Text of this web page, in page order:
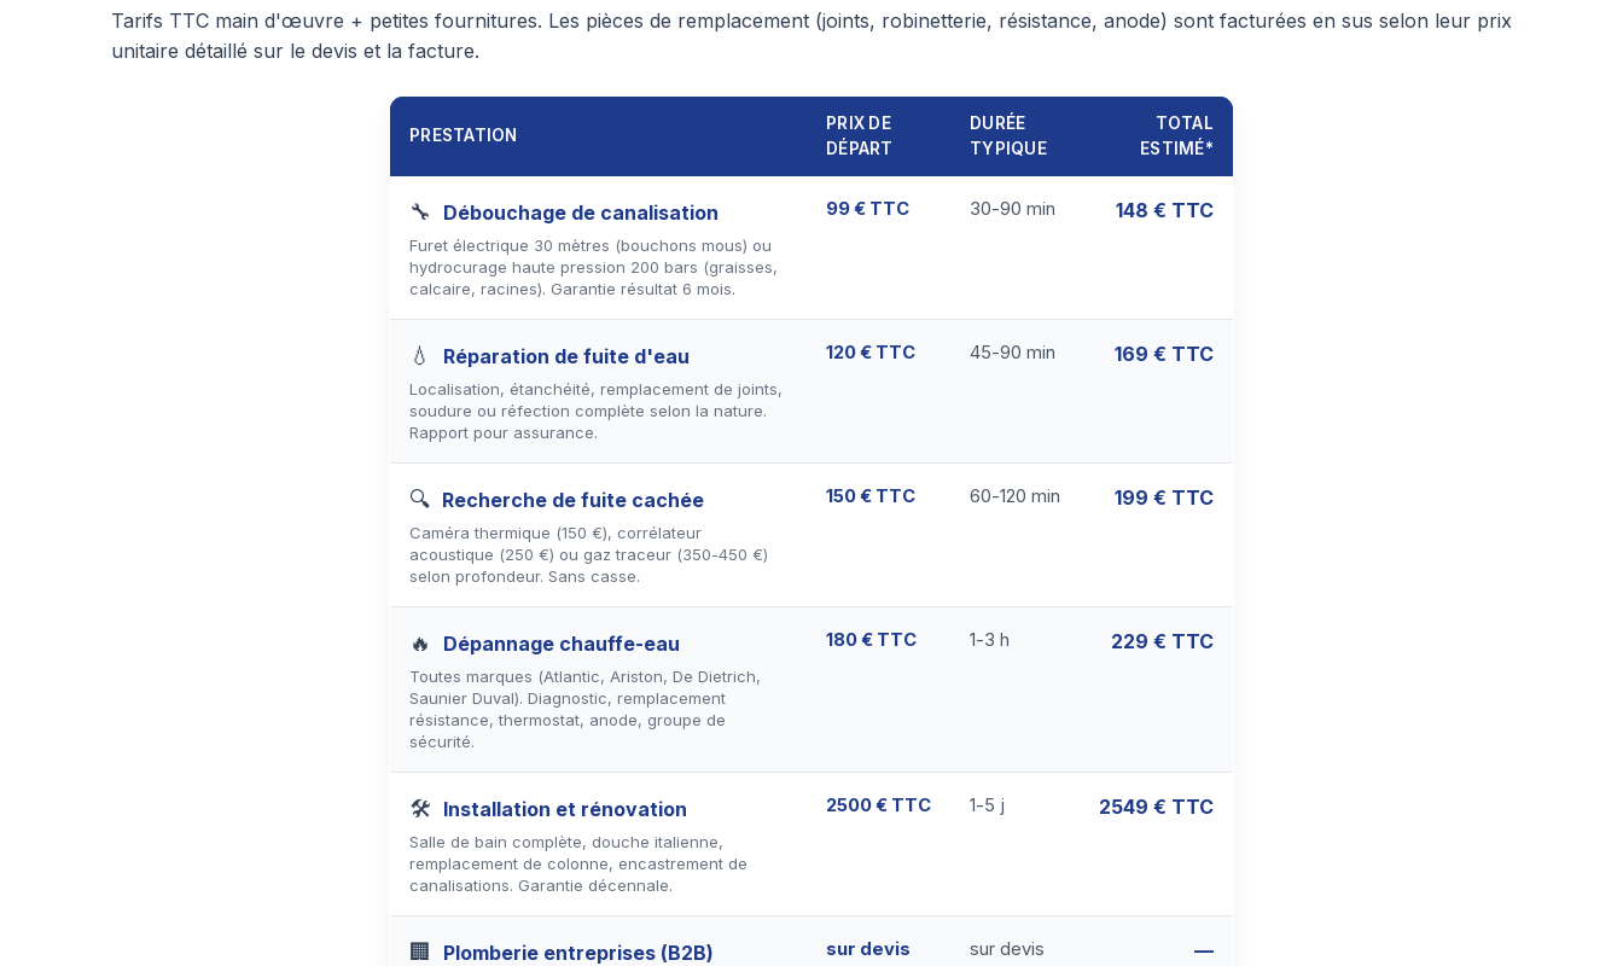
Tarifs TTC main d'œuvre + petites fournitures. Les pièces de remplacement (joints, robinetterie, résistance, anode) sont facturées en sus selon leur prix
unitaire détaillé sur le devis et la facture.
PRESTATION
PRIX DE
DÉPART
DURÉE
TYPIQUE
TOTAL
ESTIMÉ*
🔧 Débouchage de canalisation
Furet électrique 30 mètres (bouchons mous) ou
hydrocurage haute pression 200 bars (graisses,
calcaire, racines). Garantie résultat 6 mois.
99 € TTC 30-90 min 148 € TTC
💧 Réparation de fuite d'eau
Localisation, étanchéité, remplacement de joints,
soudure ou réfection complète selon la nature.
Rapport pour assurance.
120 € TTC 45-90 min 169 € TTC
🔍 Recherche de fuite cachée
Caméra thermique (150 €), corrélateur
acoustique (250 €) ou gaz traceur (350-450 €)
selon profondeur. Sans casse.
150 € TTC 60-120 min 199 € TTC
🔥 Dépannage chauffe-eau
Toutes marques (Atlantic, Ariston, De Dietrich,
Saunier Duval). Diagnostic, remplacement
résistance, thermostat, anode, groupe de
sécurité.
180 € TTC 1-3 h 229 € TTC
🛠 Installation et rénovation
Salle de bain complète, douche italienne,
remplacement de colonne, encastrement de
canalisations. Garantie décennale.
2500 € TTC 1-5 j 2549 € TTC
🏢 Plomberie entreprises (B2B) sur devis sur devis —